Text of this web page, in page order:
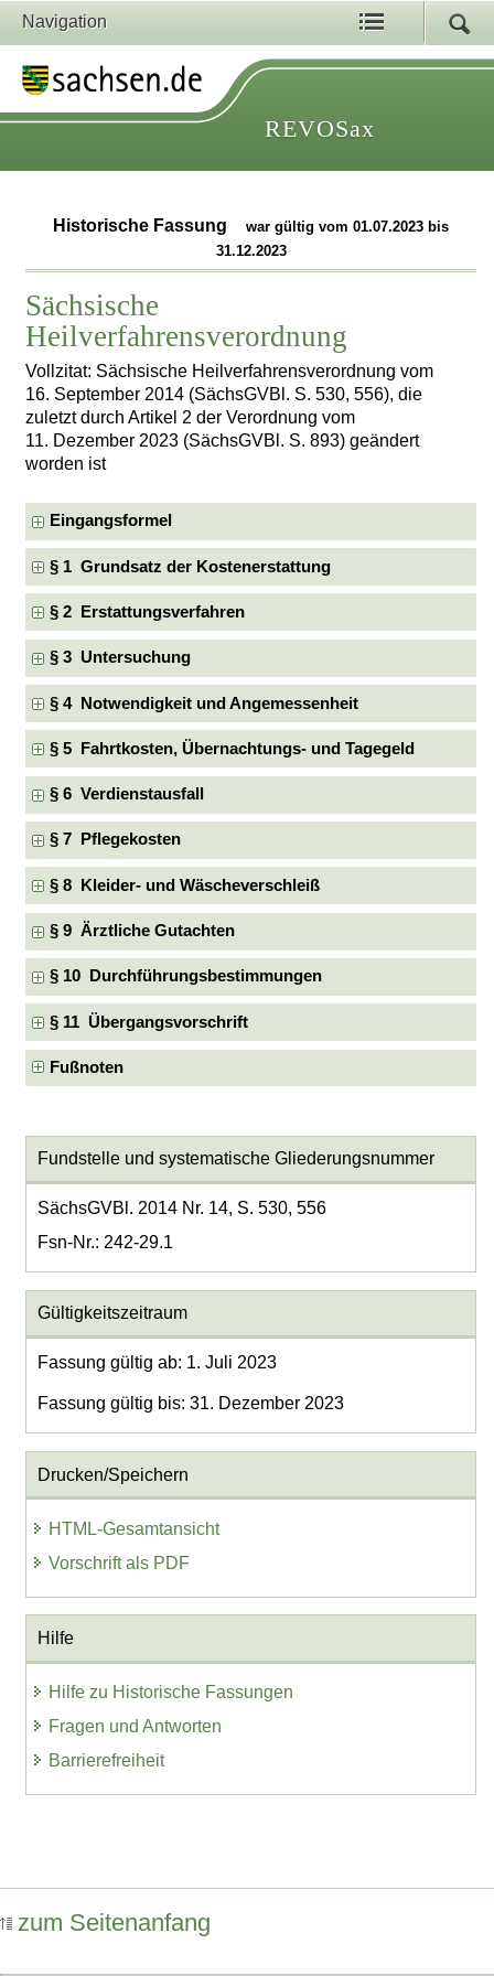
Navigation
REVOSax
Historische Fassung
war gültig vom 01.07.2023 bis
31.12.2023
Sächsische
Heilverfahrensverordnung
Vollzitat: Sächsische Heilverfahrensverordnung vom
16. September 2014 (SächsGVBl. S. 530, 556), die
zuletzt durch Artikel 2 der Verordnung vom
11. Dezember 2023 (SächsGVBl. S. 893) geändert
worden ist
Eingangsformel
§ 1 Grundsatz der Kostenerstattung
§ 2 Erstattungsverfahren
§ 3 Untersuchung
§ 4 Notwendigkeit und Angemessenheit
§ 5 Fahrtkosten, Übernachtungs- und Tagegeld
§ 6 Verdienstausfall
§ 7 Pflegekosten
§ 8 Kleider- und Wäscheverschleiß
§ 9 Ärztliche Gutachten
§ 10 Durchführungsbestimmungen
§ 11 Übergangsvorschrift
Fußnoten
Fundstelle und systematische Gliederungsnummer
SächsGVBl. 2014 Nr. 14, S. 530, 556
Fsn-Nr.: 242-29.1
Gültigkeitszeitraum
Fassung gültig ab: 1. Juli 2023
Fassung gültig bis: 31. Dezember 2023
Drucken/Speichern
HTML-Gesamtansicht
Vorschrift als PDF
Hilfe
Hilfe zu Historische Fassungen
Fragen und Antworten
Barrierefreiheit
zum Seitenanfang